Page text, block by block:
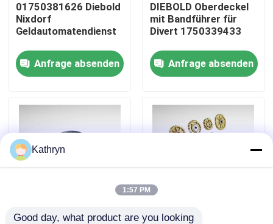
Qualitätskontrolle
Treten Sie mit uns in Verbindung
Fordern Sie ein Zitat
ATM-Maschinenteile
wincor ATM-Teile
01750381626 Diebold
Nixdorf
Geldautomatendienst
Anfrage absenden
DIEBOLD Oberdeckel
mit Bandführer für
Divert 1750339433
Anfrage absenden
DN400 DN450 RM4 DN400 DN450 RM4
Kathryn
1:57 PM
Good day, what product are you looking